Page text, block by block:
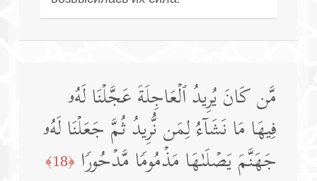
مَّن كَانَ یُرِیدُ ٱلۡعَاجِلَةَ عَجَّلۡنَا لَهُۥ
فِیهَا مَا نَشَاۤءُ لِمَن نُّرِیدُ ثُمَّ جَعَلۡنَا لَهُۥ
جَهَنَّمَ یَصۡلَىٰهَا مَذۡمُومࣰا مَّدۡحُورࣰا ﴿18﴾